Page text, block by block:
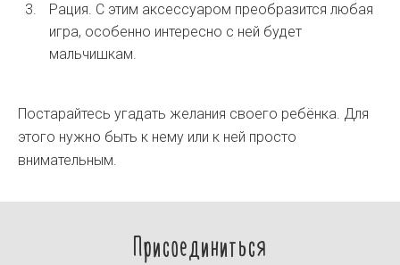
Рация. С этим аксессуаром преобразится любая
игра, особенно интересно с ней будет
мальчишкам.
Постарайтесь угадать желания своего ребёнка. Для
этого нужно быть к нему или к ней просто
внимательным.
Присоединиться